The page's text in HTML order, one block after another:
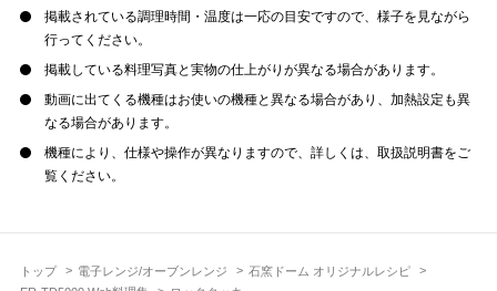
トップ 電子レンジ/オーブンレンジ
石窯ドーム オリジナルレシピ
掲載されている調理時間・温度は一応の目安ですので、様子を見ながら
行ってください。
掲載している料理写真と実物の仕上がりが異なる場合があります。
動画に出てくる機種はお使いの機種と異なる場合があり、加熱設定も異
なる場合があります。
機種により、仕様や操作が異なりますので、詳しくは、取扱説明書をご
覧ください。